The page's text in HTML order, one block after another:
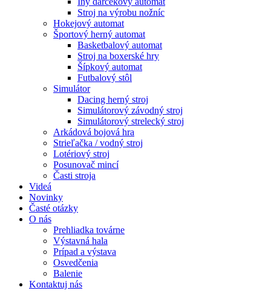
Stroj na výrobu nožníc
Hokejový automat
Športový herný automat
Basketbalový automat
Stroj na boxerské hry
Šípkový automat
Futbalový stôl
Simulátor
Dacing herný stroj
Simulátorový závodný stroj
Simulátorový strelecký stroj
Arkádová bojová hra
Strieľačka / vodný stroj
Lotériový stroj
Posunovač mincí
Časti stroja
Videá
Novinky
Časté otázky
O nás
Prehliadka továrne
Výstavná hala
Prípad a výstava
Osvedčenia
Balenie
Kontaktuj nás